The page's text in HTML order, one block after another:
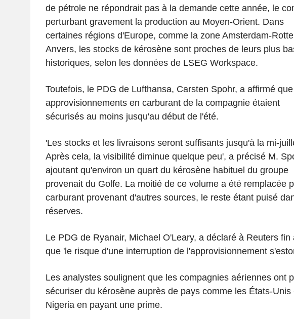
de pétrole ne répondrait pas à la demande cette année, le
perturbant gravement la production au Moyen-Orient. Dans
certaines régions d'Europe, comme la zone Amsterdam-
Anvers, les stocks de kérosène sont proches de leurs plus
historiques, selon les données de LSEG Workspace.
Toutefois, le PDG de Lufthansa, Carsten Spohr, a affirmé
approvisionnements en carburant de la compagnie étaient
sécurisés au moins jusqu'au début de l'été.
'Les stocks et les livraisons seront suffisants jusqu'à la mi-
Après cela, la visibilité diminue quelque peu', a précisé M.
ajoutant qu'environ un quart du kérosène habituel du groupe
provenait du Golfe. La moitié de ce volume a été remplacée
carburant provenant d'autres sources, le reste étant puisé
réserves.
Le PDG de Ryanair, Michael O'Leary, a déclaré à Reuters fin
que 'le risque d'une interruption de l'approvisionnement
Les analystes soulignent que les compagnies aériennes ont
sécuriser du kérosène auprès de pays comme les États-Unis
Nigeria en payant une prime.